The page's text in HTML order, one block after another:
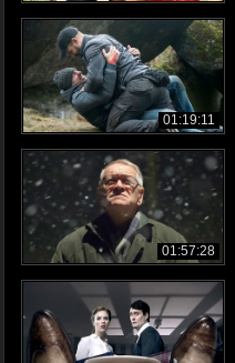
01:19:11
01:57:28